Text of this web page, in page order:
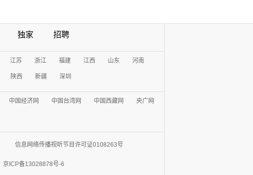
独家 招聘
江苏 浙江 福建 江西 山东 河南
陕西 新疆 深圳
中国经济网 中国台湾网 中国西藏网 央广网
信息网络传播视听节目许可证0108263号
京ICP备13028878号-6